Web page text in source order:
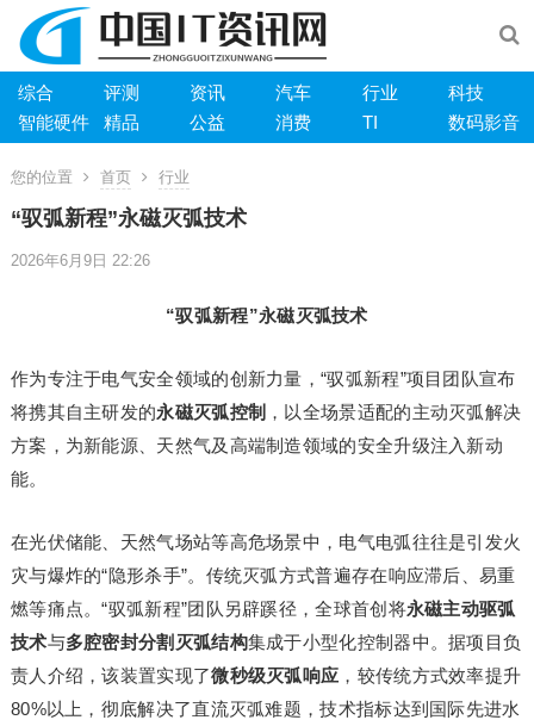
综合 评测 资讯 汽车 行业
科技
智能硬件
精品 公益 消费 TI 数码影音
您的位置 首页 行业
“驭弧新程”永磁灭弧技术
2026年6月9日 22:26
“驭弧新程”永磁灭弧技术
作为专注于电气安全领域的创新力量，“驭弧新程”项目团队宣布
将携其自主研发的永磁灭弧控制 ，以全场景适配的主动灭弧解决
方案，为新能源、天然气及高端制造领域的安全升级注入新动
能。
在光伏储能、天然气场站等高危场景中，电气电弧往往是引发火
灾与爆炸的“隐形杀手”。传统灭弧方式普遍存在响应滞后、易重
燃等痛点。“驭弧新程”团队另辟蹊径，全球首创将永磁主动驱弧
技术与多腔密封分割灭弧结构集成于小型化控制器中。据项目负
责人介绍，该装置实现了微秒级灭弧响应 ，较传统方式效率提升
80%以上，彻底解决了直流灭弧难题，技术指标达到国际先进水